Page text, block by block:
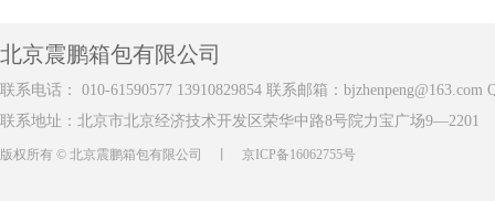
版权所有 © 北京震鹏箱包有限公司 京ICP备16062755号
联系电话： 010-61590577 13910829854 联系邮箱： bjzhenpeng@163.com
北京震鹏箱包有限公司
联系地址：北京市北京经济技术开发区荣华中路8号院力宝广场9—2201